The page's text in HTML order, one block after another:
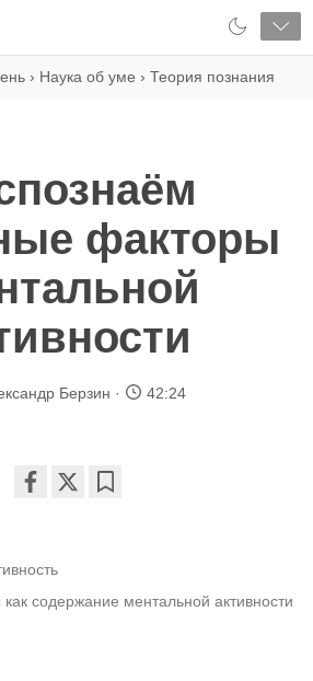
› Наука об уме › Теория познания
факторы
Берзин 42:24
содержание ментальной активности